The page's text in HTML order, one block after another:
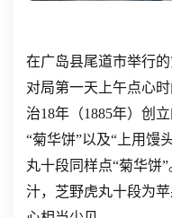
在广岛县尾道市举行
对局第一天上午点心
治18年（1885年）创
“菊华饼”以及“上用馒
丸十段同样点“菊华饼
汁，芝野虎丸十段为